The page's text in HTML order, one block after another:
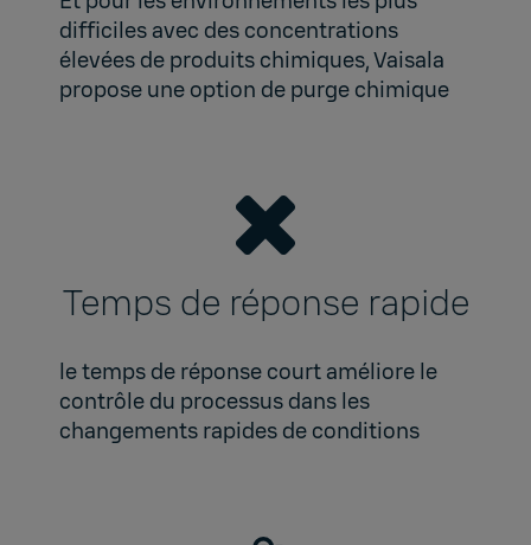
difficiles avec des concentrations
élevées de produits chimiques, Vaisala
propose une option de purge chimique
Temps de réponse rapide
le temps de réponse court améliore le
contrôle du processus dans les
changements rapides de conditions